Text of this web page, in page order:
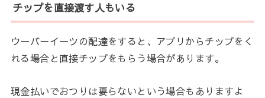
チップを直接渡す人もいる
ウーバーイーツの配達をすると、アプリからチップをく
れる場合と直接チップをもらう場合があります。
現金払いでおつりは要らないという場合もありますよ